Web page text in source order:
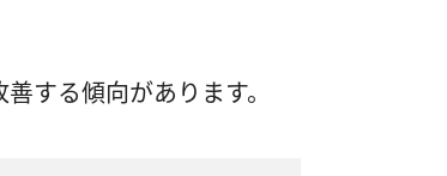
する傾向があります。